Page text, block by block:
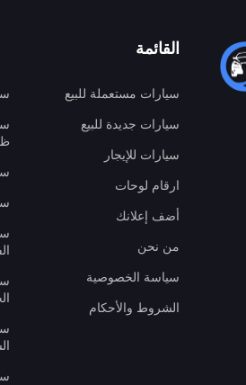
القائمة
سيارات مستعملة للبيع
سيارات جديدة للبيع
سيارات للإيجار
ارقام لوحات
أضف إعلانك
من نحن
سياسة الخصوصية
الشروط والأحكام